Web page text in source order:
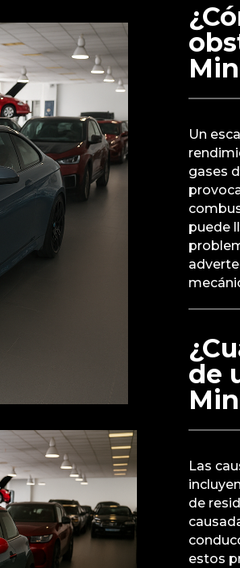
Un
gases
puede
de
Las
de
estos